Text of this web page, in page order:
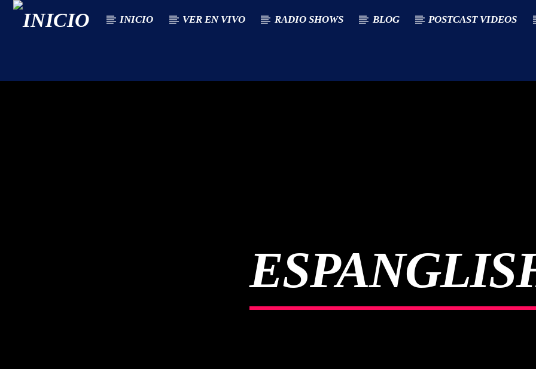
INICIO VER EN VIVO RADIO SHOWS BLOG POSTCAST VIDEOS